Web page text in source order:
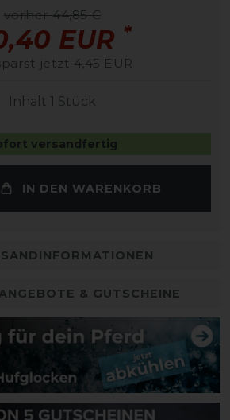
vorher 44,85 €
EUR *
jetzt 4,45 EUR
Inhalt 1 Stück
versandfertig
IN DEN WARENKORB
& GUTSCHEINE